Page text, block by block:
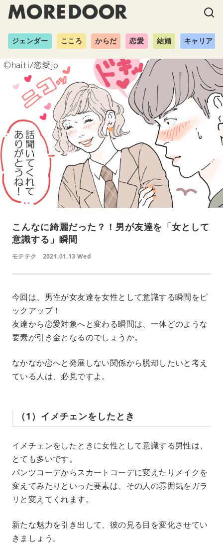
ジェンダー こころ からだ 恋愛 結婚 キャリア
こんなに綺麗だった？！男が友達を「女として
意識する」瞬間
モテテク 2021.01.13 Wed
今回は、男性が女友達を女性として意識する瞬間をピ
ックアップ！
友達から恋愛対象へと変わる瞬間は、一体どのような
要素が引き金となるのでしょうか。
なかなか恋へと発展しない関係から脱却したいと考え
ている人は、必見ですよ。
（1）イメチェンをしたとき
イメチェンをしたときに女性として意識する男性は、
とても多いです。
パンツコーデからスカートコーデに変えたりメイクを
変えてみたりといった要素は、その人の雰囲気をガラ
リと変えてくれます。
新たな魅力を引き出して、彼の見る目を変化させてい
きましょう。